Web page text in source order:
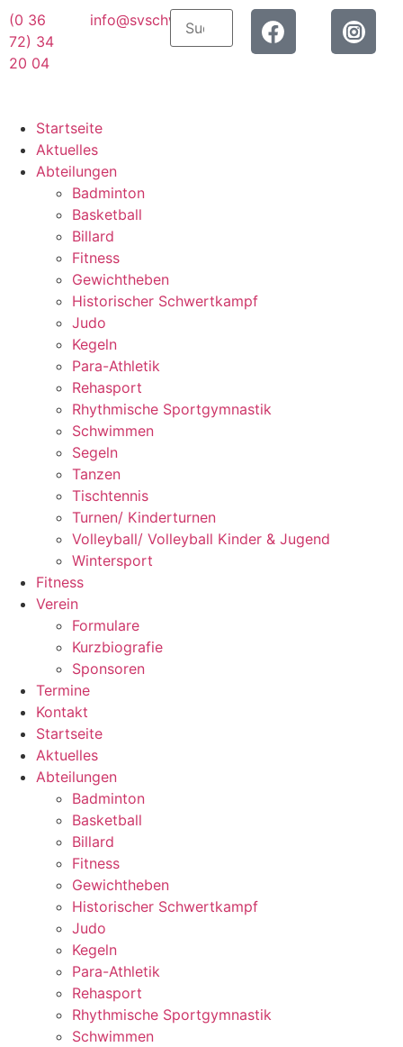
(0 36
72) 34
20 04
info@svschwarza.de
Startseite
Aktuelles
Abteilungen
Badminton
Basketball
Billard
Fitness
Gewichtheben
Historischer Schwertkampf
Judo
Kegeln
Para-Athletik
Rehasport
Rhythmische Sportgymnastik
Schwimmen
Segeln
Tanzen
Tischtennis
Turnen/ Kinderturnen
Volleyball/ Volleyball Kinder & Jugend
Wintersport
Fitness
Verein
Formulare
Kurzbiografie
Sponsoren
Termine
Kontakt
Startseite
Aktuelles
Abteilungen
Badminton
Basketball
Billard
Fitness
Gewichtheben
Historischer Schwertkampf
Judo
Kegeln
Para-Athletik
Rehasport
Rhythmische Sportgymnastik
Schwimmen